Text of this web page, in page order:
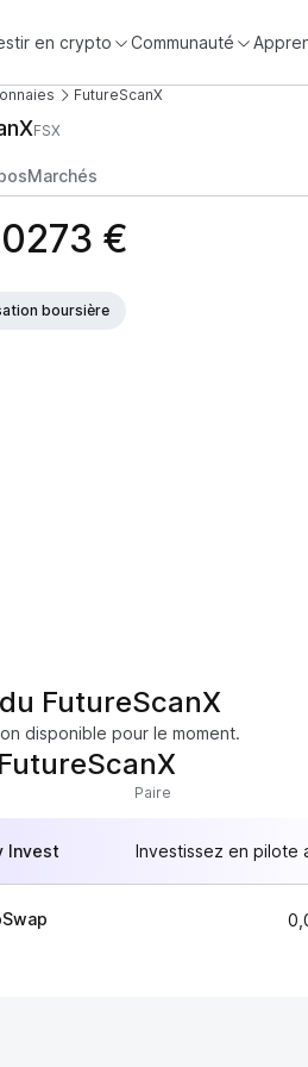
en crypto Communauté
FutureScanX
FSX
Marchés
€
boursière
FutureScanX
disponible pour le moment.
Paire
Invest Investissez en pilote